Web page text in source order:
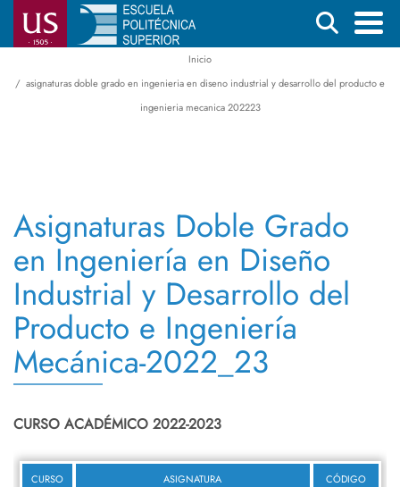
Pasar
principal
Buscar
principal
de
Inicio
asignaturas doble grado en ingenieria en diseno industrial y desarrollo del producto e
ingenieria mecanica 202223
Asignaturas Doble Grado
en Ingeniería en Diseño
Industrial y Desarrollo del
Producto e Ingeniería
Mecánica-2022_23
CURSO ACADÉMICO 2022-2023
CURSO ASIGNATURA CÓDIGO